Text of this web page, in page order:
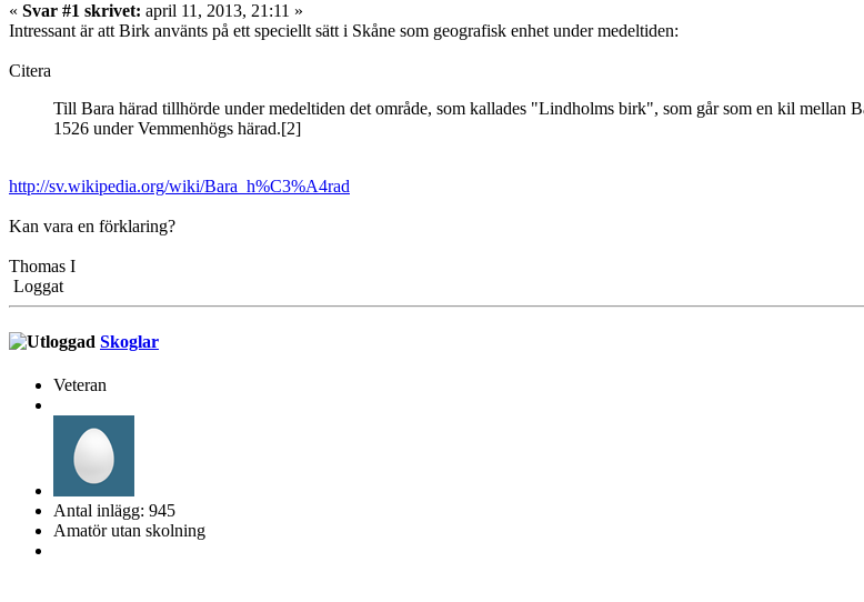
« Svar #1 skrivet: april 11, 2013, 21:11 »
Intressant är att Birk använts på ett speciellt sätt i Skåne som geografisk enhet under medeltiden:
Citera
Till Bara härad tillhörde under medeltiden det område, som kallades "Lindholms birk", som går som en kil mellan
1526 under Vemmenhögs härad.[2]
http://sv.wikipedia.org/wiki/Bara_h%C3%A4rad
Kan vara en förklaring?
Thomas I
Loggat
Skoglar
Veteran
Antal inlägg: 945
Amatör utan skolning